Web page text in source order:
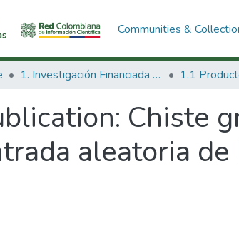
Communities &
1. Investigación Financiada con Recursos Públicos
Chiste
aleatoria